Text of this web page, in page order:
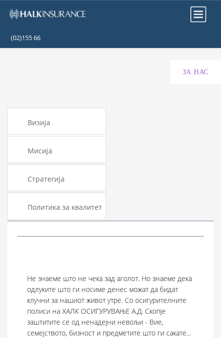
(02)155 66
ЗА НАС
Визија
Мисија
Стратегија
Политика за квалитет
Не знаеме што не чека зад аголот. Но знаеме дека
одлуките што ги носиме денес можат да бидат
клучни за нашиот живот утре. Со осигурителните
полиси на ХАЛК ОСИГУРУВАЊЕ А.Д. Скопје
заштитите се од ненадејни невољи - Вие,
семејството, бизност и предметите што ги сакате...